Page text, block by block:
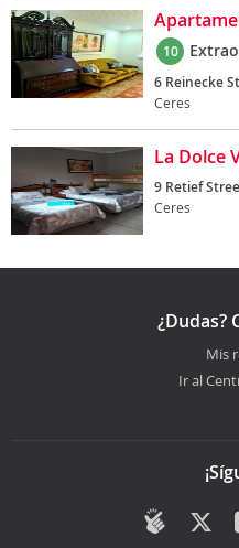
10
6 Reinecke
Ceres
La Dolce
9 Retief
Ceres
¿Dudas?
Mis
Ir al